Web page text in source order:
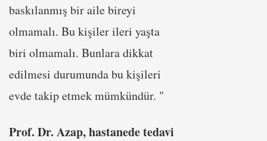
baskılanmış bir aile bireyi
olmamalı. Bu kişiler ileri yaşta
biri olmamalı. Bunlara dikkat
edilmesi durumunda bu kişileri
evde takip etmek mümkündür. "
Prof. Dr. Azap, hastanede tedavi